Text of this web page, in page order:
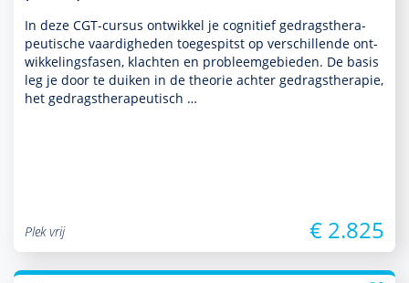
In deze CGT-cursus ontwik­kel je cognitief gedrags­thera­
peu­tische vaar­dig­heden toegespitst op ver­schil­lende ont­
wikke­lingsfasen, klachten en probleemgebieden. De basis
leg je door te duiken in de theorie achter gedrags­thera­pie,
het gedrags­thera­peu­tisch …
Plek vrij € 2.825